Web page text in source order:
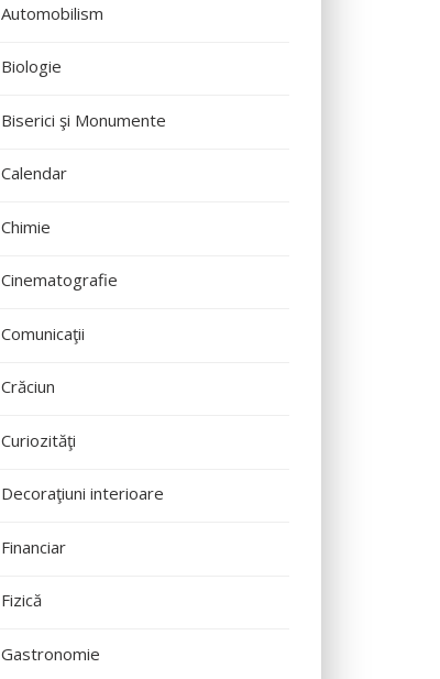
Automobilism
Biologie
Biserici şi Monumente
Calendar
Chimie
Cinematografie
Comunicaţii
Crăciun
Curiozităţi
Decoraţiuni interioare
Financiar
Fizică
Gastronomie